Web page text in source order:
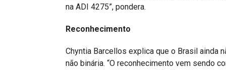
na ADI 4275”, pondera.
Reconhecimento
Chyntia Barcellos explica que o Brasil ainda
não binária. “O reconhecimento vem sendo